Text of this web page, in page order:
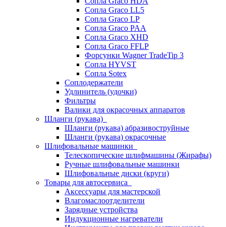
Сопла Graco LL5
Сопла Graco LP
Сопла Graco PAA
Сопла Graco XHD
Сопла Graco FFLP
Форсунки Wagner TradeTip 3
Сопла HYVST
Сопла Sotex
Соплодержатели
Удлинитель (удочки)
Фильтры
Валики для окрасочных аппаратов
Шланги (рукава)
Шланги (рукава) абразивоструйные
Шланги (рукава) окрасочные
Шлифовальные машинки
Телескопические шлифмашины (Жирафы)
Ручные шлифовальные машинки
Шлифовальные диски (круги)
Товары для автосервиса
Аксессуары для мастерской
Влагомаслоотделители
Зарядные устройства
Индукционные нагреватели